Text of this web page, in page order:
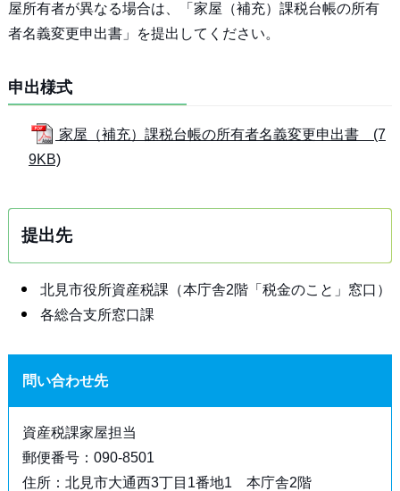
屋所有者が異なる場合は、「家屋（補充）課税台帳の所有
者名義変更申出書」を提出してください。
申出様式
家屋（補充）課税台帳の所有者名義変更申出書 (7
9KB)
提出先
北見市役所資産税課（本庁舎2階「税金のこと」窓口）
各総合支所窓口課
問い合わせ先
資産税課家屋担当
郵便番号：090-8501
住所：北見市大通西3丁目1番地1 本庁舎2階